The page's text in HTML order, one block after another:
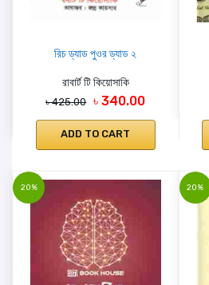
রিচ ড্যাড পুওর ড্যাড ২
রাবার্ট টি কিয়োসাকি
৳ 425.00 ৳ 340.00
ADD TO CART
20% 20%